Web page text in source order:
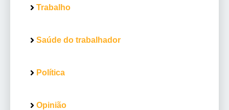
Trabalho
Saúde do trabalhador
Política
Opinião